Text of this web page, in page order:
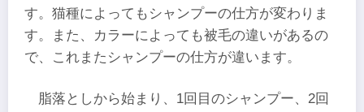
す。猫種によってもシャンプーの仕方が変わりま
す。また、カラーによっても被毛の違いがあるの
で、これまたシャンプーの仕方が違います。
脂落としから始まり、1回目のシャンプー、2回